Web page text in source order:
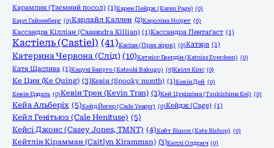
Карамлик (Таємний посол) (1)Карен Пейдж (Karen Page) (0)
Карл Гайзенберг (0)Карлайл Каллен (2)Кароліна Ноірет (0)
Кассандра Кілліан (Cassandra Killian) (1)Кассандра Пентаґаст (1)
Кастіель (Castiel) (41)Касіан (Прах зірок) (0)Катара (1)
Катерина Червона (Слід) (10)Катнісс Евердін (Katniss Everdeen) (0)
Катя Щаслива (1)Кацукі Бакуго (Katsuki Bakugo) (0)Квілл Кіпс (0)
Ке Цин (Ke Quing) (3)Кевін (Spooky month) (1)Кевін Дей (0)
Кевін Ердаль (0)Кевін Трен (Kevin Tran) (3)Кей Цукішіма (Tsukishima Kei) (0)
Кейа Альберіх (5)Кейд Йегер (Cade Yeager) (0)Кейдж (Cage) (1)
Кейл Генітьюз (Cale Henituse) (5)
Кейсі Джонс (Casey Jones, TMNT) (4)Кейт Бішоп (Kate Bishop) (0)
Кейтлін Кірамман (Caitlyn Kiramman) (3)Келлі Олдрич (0)